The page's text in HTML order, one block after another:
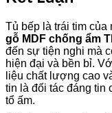
Tủ bếp là trái tim
gỗ MDF chống ẩm
đến sự tiện nghi mà
hiện đại và bền bỉ.
liệu chất lượng cao
tin là đối tác đáng tin
tổ ấm.